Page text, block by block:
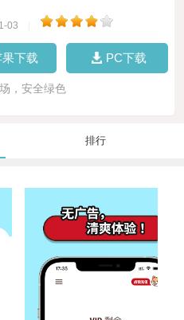
03
下载 PC下载
，安全绿色
排行